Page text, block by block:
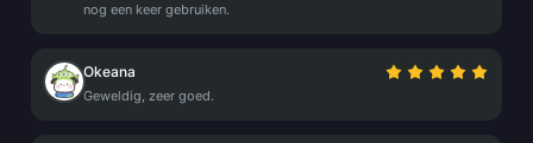
nog een keer gebruiken.
Okeana
Geweldig, zeer goed.